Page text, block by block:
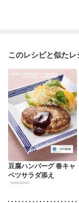
このレシピと似たレ
豆腐ハンバーグ 春キャ
ベツサラダ添え